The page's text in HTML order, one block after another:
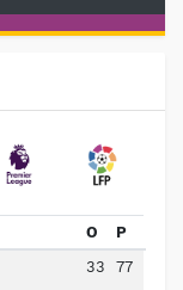
O P
33 77